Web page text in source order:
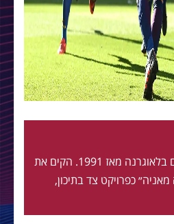
חי ונושם בלאוגרנה מאז 1991. הקים את
כפרויקט צד בתיכון,